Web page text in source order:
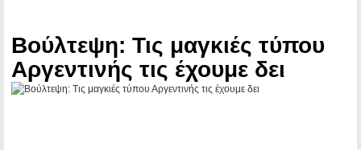
Βούλτεψη: Τις μαγκιές τύπου
Αργεντινής τις έχουμε δει